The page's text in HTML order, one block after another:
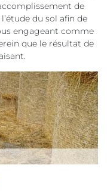
de
du sol afin de
engageant comme
que le résultat de